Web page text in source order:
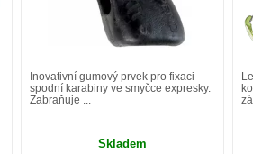
Inovativní gumový prvek pro fixaci
spodní karabiny ve smyčce expresky.
Zabraňuje ...
Skladem